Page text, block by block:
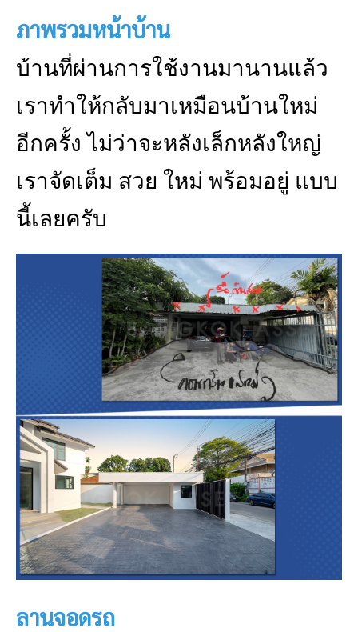
ภาพรวมหน้าบ้าน
บ้านที่ผ่านการใช้งานมานานแล้ว
เราทำให้กลับมาเหมือนบ้านใหม่
อีกครั้ง ไม่ว่าจะหลังเล็กหลังใหญ่
เราจัดเต็ม สวย ใหม่ พร้อมอยู่ แบบ
นี้เลยครับ
ลานจอดรถ